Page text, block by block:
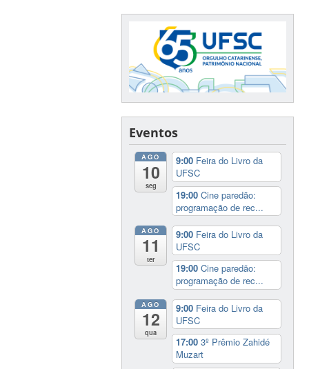
Eventos
AGO
10
seg
9:00 Feira do Livro da
UFSC
19:00Cine paredão:
programação de rec...
AGO
11
ter
9:00 Feira do Livro da
UFSC
19:00Cine paredão:
programação de rec...
AGO
12
qua
9:00 Feira do Livro da
UFSC
17:003º Prêmio Zahidé
Muzart